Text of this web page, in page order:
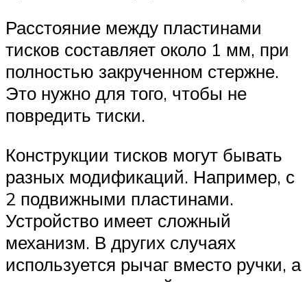
Расстояние между пластинами
тисков составляет около 1 мм, при
полностью закрученном стержне.
Это нужно для того, чтобы не
повредить тиски.
Конструкции тисков могут бывать
разных модификаций. Например, с
2 подвижными пластинами.
Устройство имеет сложный
механизм. В других случаях
используется рычаг вместо ручки, а